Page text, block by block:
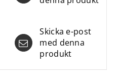
Skicka e-post
med denna
produkt